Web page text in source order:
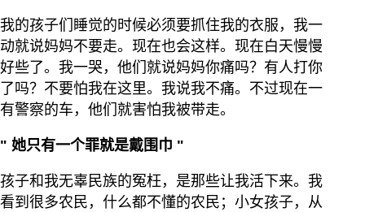
我的孩子们睡觉的时候必须要抓住我的衣服，我一
动就说妈妈不要走。现在也会这样。现在白天慢慢
好些了。我一哭，他们就说妈妈你痛吗？有人打你
了吗？不要怕我在这里。我说我不痛。不过现在一
有警察的车，他们就害怕我被带走。
" 她只有一个罪就是戴围巾 "
孩子和我无辜民族的冤枉，是那些让我活下来。我
看到很多农民，什么都不懂的农民；小女孩子，从